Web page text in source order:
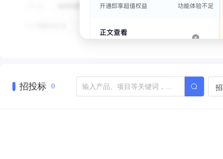
招投标 0